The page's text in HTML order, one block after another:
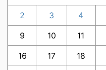
2 3 4
9 10 11
16 17 18